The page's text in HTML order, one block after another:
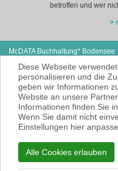
betroffen und wer
>
McDATA Buchhaltung* Bodensee
78333 Stockach
McDATA ist eine sehr gute
Ihrem Steuerberater zur
laufenden Finanz- und
* = Erbracht werden nur
gemäß § 6 Nr. 3+4
KEINE Rechts- und/oder
Diese Webseite
personalisieren und die
geben wir Informationen
Website an unsere
Informationen finden Sie
Wenn Sie damit nicht
Einstellungen hier
Alle Cookies erlauben